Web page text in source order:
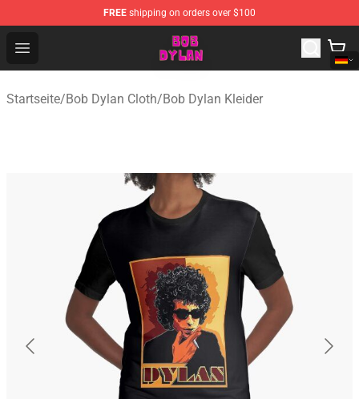
FREE shipping on orders over $100
Open menu
Bob Dylan Store - Official Bob Dylan Merchandise Shop
Startseite/Bob Dylan Cloth/Bob Dylan Kleider